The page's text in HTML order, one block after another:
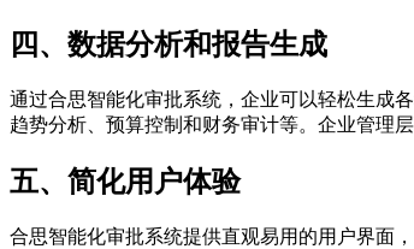
四、数据分析和报告生成
通过合思智能化审批系统，企业可以轻松生成
趋势分析、预算控制和财务审计等。企业管理
五、简化用户体验
合思智能化审批系统提供直观易用的用户界面